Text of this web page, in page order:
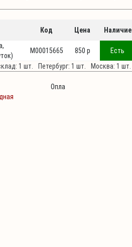
Код Цена
Наличие
М00015665 850 p
Есть
1 шт.
Петербург: 1 шт. Москва: 1 шт.
Опла